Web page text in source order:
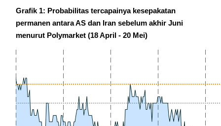
Grafik 1: Probabilitas tercapainya kesepakatan
permanen antara AS dan Iran sebelum akhir Juni
menurut Polymarket (18 April - 20 Mei)